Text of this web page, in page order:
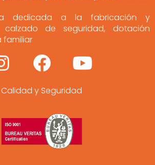
dedicada a la fabricación y
calzado de seguridad, dotación
familiar
I
n
s
t
a
g
F
a
c
e
b
o
Y
o
u
t
b
Calidad y Seguridad